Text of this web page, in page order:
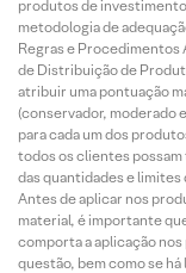
produtos de
metodologia de
Regras e Procedimentos
de Distribuição de
atribuir uma pontuação
(conservador, moderado
para cada um dos
todos os clientes
das quantidades e limites
Antes de aplicar nos
material, é importante
comporta a aplicação
questão, bem como se